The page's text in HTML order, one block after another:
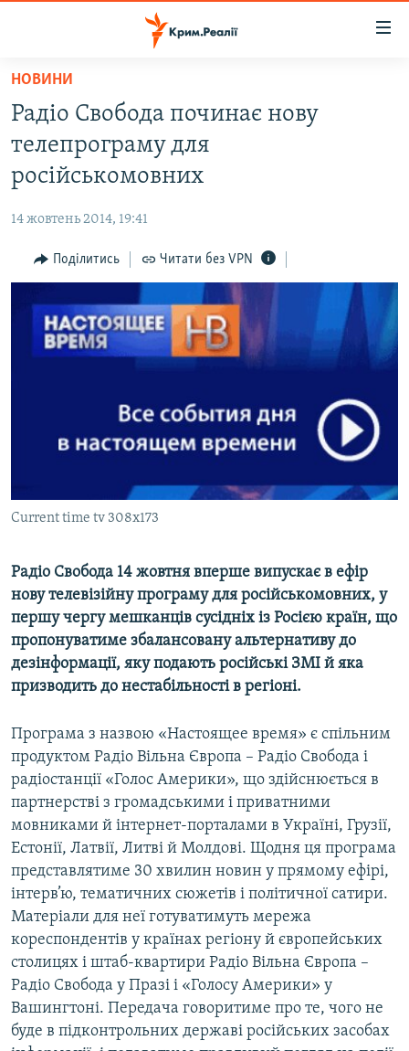
Перейти
основного
матеріалу
Перейти
до
основної
Перейти
до
пошуку
ВОДА.КРИМ
ВІДЕО ТА ФОТО
БЛОГИ
ПОГЛЯД
ВСЕ ЗА ДЕНЬ
СПЕЦПРОЕКТИ
ВІДЕОУРОКИ «ELIFBE»
УКРАЇНСЬКА ПРОБЛЕМА КРИМУ
ІНФОГРАФІКА
Русский
ДОЛУЧАЙСЯ!
Усі сайти RFE/RL
НОВИНИ
Радіо Свобода починає нову
телепрограму для
російськомовних
14 жовтень 2014, 19:41
Поділитись Читати без VPN
Current time tv 308x173
Радіо Свобода 14 жовтня вперше випускає в ефір
нову телевізійну програму для російськомовних, у
першу чергу мешканців сусідніх із Росією країн, що
пропонуватиме збалансовану альтернативу до
дезінформації, яку подають російські ЗМІ й яка
призводить до нестабільності в регіоні.
Програма з назвою «Настоящее время» є спільним
продуктом Радіо Вільна Європа – Радіо Свобода і
радіостанції «Голос Америки», що здійснюється в
партнерстві з громадськими і приватними
мовниками й інтернет-порталами в Україні, Грузії,
Естонії, Латвії, Литві й Молдові. Щодня ця програма
представлятиме 30 хвилин новин у прямому ефірі,
інтерв’ю, тематичних сюжетів і політичної сатири.
Матеріали для неї готуватимуть мережа
кореспондентів у країнах регіону й європейських
столицях і штаб-квартири Радіо Вільна Європа –
Радіо Свобода у Празі і «Голосу Америки» у
Вашингтоні. Передача говоритиме про те, чого не
буде в підконтрольних державі російських засобах